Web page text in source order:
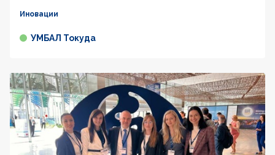
Иновации
УМБАЛ Токуда